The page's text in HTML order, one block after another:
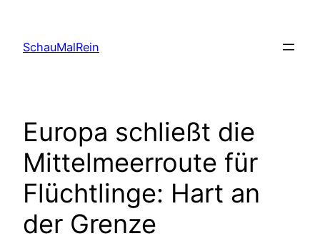
content
SchauMalRein
Europa schließt die
Mittelmeerroute für
Flüchtlinge: Hart an
der Grenze